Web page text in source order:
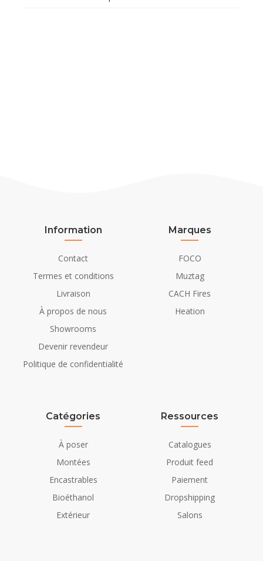
Information
Contact
Termes et conditions
Livraison
À propos de nous
Showrooms
Devenir revendeur
Politique de confidentialité
Marques
FOCO
Muztag
CACH Fires
Heation
Catégories
À poser
Montées
Encastrables
Bioéthanol
Extérieur
Ressources
Catalogues
Produit feed
Paiement
Dropshipping
Salons